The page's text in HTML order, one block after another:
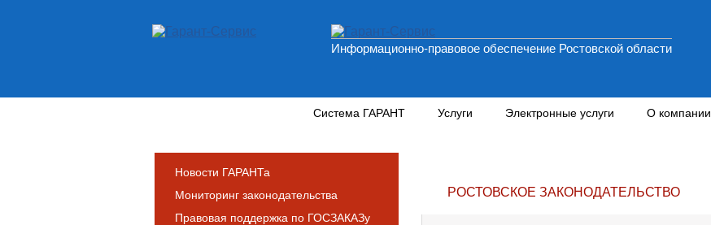
Информационно-правовое обеспечение Ростовской области
Система ГАРАНТ Услуги Электронные услуги О компании
Новости ГАРАНТа
Мониторинг законодательства
Правовая поддержка по ГОСЗАКАЗу
РОСТОВСКОЕ ЗАКОНОДАТЕЛЬСТВО